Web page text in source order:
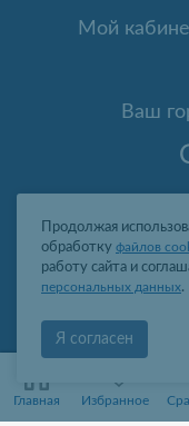
Главная
Избранное
Мой
Ваш
ООО "ПРОФИТ ЛАЙТ",
Продолжая
обработку файлов
работу сайта и
персональных данных.
Я согласен